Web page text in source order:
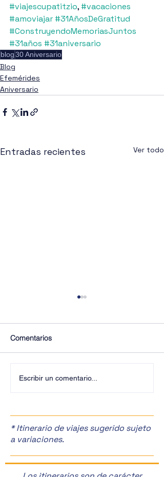
#viajescupatitzio, #vacaciones
#amoviajar #31AñosDeGratitud
#ConstruyendoMemoriasJuntos
#31años #31aniversario
blog30 Aniversario
Blog
Efemérides
Aniversario
Entradas recientes Ver todo
Comentarios
Escribir un comentario...
* Itinerario de viajes sugerido sujeto
a variaciones.